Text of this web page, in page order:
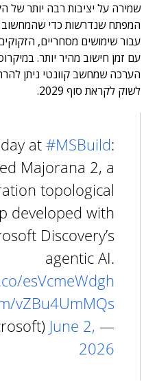
שמירה על יציבות רבה יותר של
המפתח שנדרשות כדי שהמחשוב
עבור שימושים מסחריים,
עם זמן חישוב מהיר יותר.
הערכה שמחשב קוונטי ניתן
לשוק לקראת סוף 2029.
at #MSBuild:
Majorana 2, a
topological
developed with
Discovery’s
agentic AI.
esVcmeWdgh
vZBu4UmMQs
— Microsoft (@Microsoft)
June 2,
2026